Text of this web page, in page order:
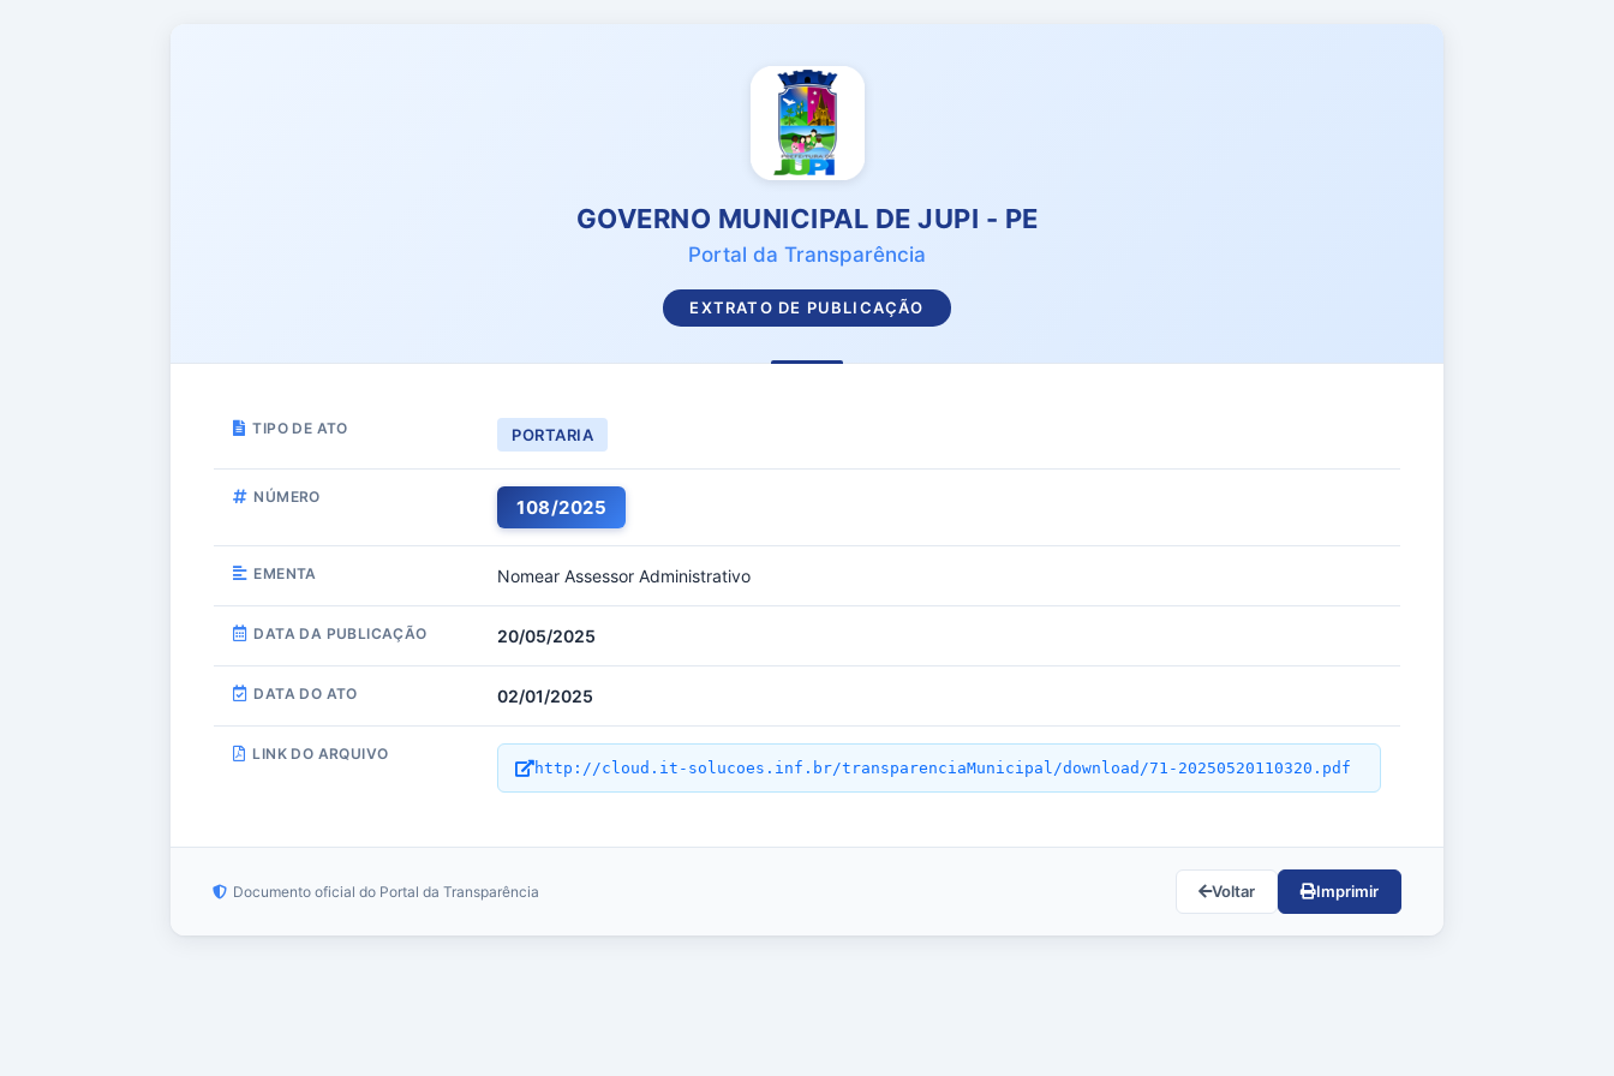
GOVERNO MUNICIPAL DE JUPI - PE
Portal da Transparência
EXTRATO DE PUBLICAÇÃO
TIPO DE ATO PORTARIA
NÚMERO 108/2025
EMENTA Nomear Assessor Administrativo
DATA DA PUBLICAÇÃO 20/05/2025
DATA DO ATO 02/01/2025
LINK DO ARQUIVO
http://cloud.it-solucoes.inf.br/transparenciaMunicipal/download/71-20250520110320.pdf
Documento oficial do Portal da Transparência Voltar Imprimir